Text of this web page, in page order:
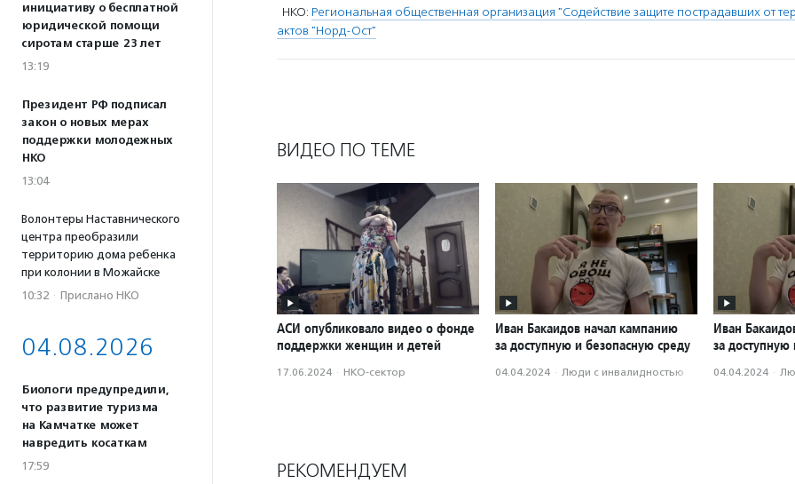
инициативу о бесплатной
юридической помощи
сиротам старше 23 лет
13:19
Президент РФ подписал
закон о новых мерах
поддержки молодежных
НКО
13:04
Волонтеры Наставнического
центра преобразили
территорию дома ребенка
при колонии в Можайске
10:32 · Прислано НКО
04.08.2026
Биологи предупредили,
что развитие туризма
на Камчатке может
навредить косаткам
17:59
НКО: Региональная общественная организация "Содействие защите пострадавших от
актов "Норд-Ост"
ВИДЕО ПО ТЕМЕ
АСИ опубликовало видео о фонде
поддержки женщин и детей
17.06.2024 · НКО-сектор
Иван Бакаидов начал кампанию
за доступную и безопасную среду
04.04.2024 · Люди с инвалидностью
Иван
за
04.04.2024 ·
РЕКОМЕНДУЕМ